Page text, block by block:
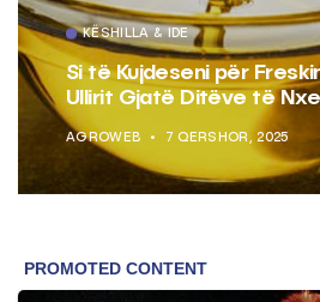
KËSHILLA & IDE
Si të Kujdeseni për
Ullirit Gjatë Ditëve të
AGROWEB 7 QERSHOR, 2025